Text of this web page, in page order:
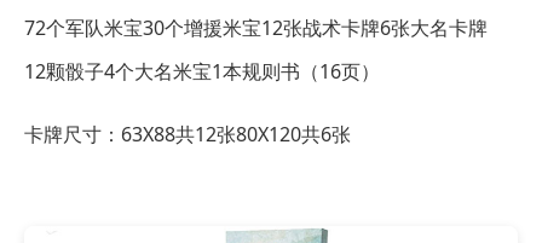
72个军队米宝30个增援米宝12张战术卡牌6张大名卡牌
12颗骰子4个大名米宝1本规则书（16页）
卡牌尺寸：63X88共12张80X120共6张